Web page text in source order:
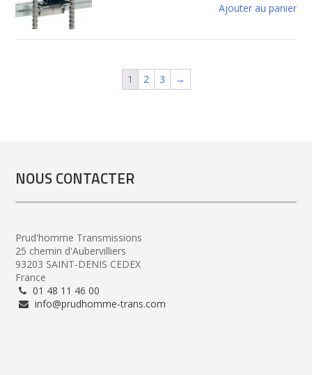
Ajouter au panier
1 2 3 →
NOUS CONTACTER
Prud'homme Transmissions
25 chemin d'Aubervilliers
93203 SAINT-DENIS CEDEX
France
01 48 11 46 00
info@prudhomme-trans.com